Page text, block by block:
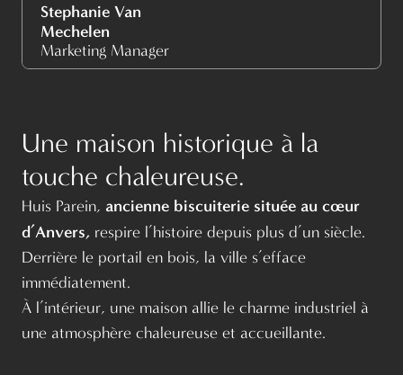
Stephanie Van
Mechelen
Marketing Manager
Une maison historique à la
touche chaleureuse.
Huis Parein, ancienne biscuiterie située au cœur
d’Anvers, respire l’histoire depuis plus d’un siècle.
Derrière le portail en bois, la ville s’efface
immédiatement.
À l’intérieur, une maison allie le charme industriel à
une atmosphère chaleureuse et accueillante.